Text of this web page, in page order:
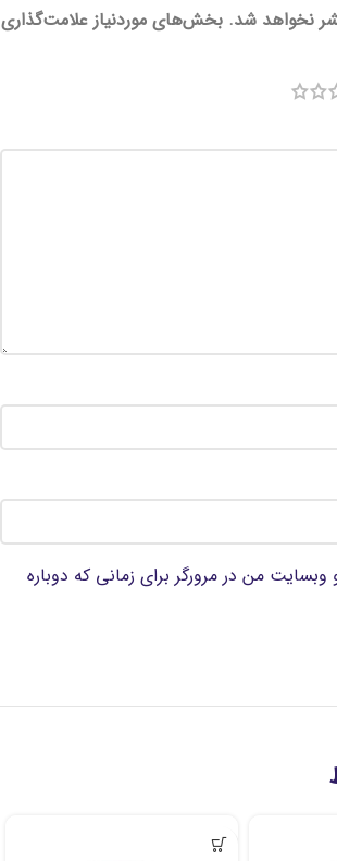
نخواهد شد. بخش‌های موردنیاز علامت‌گذاری
وبسایت من در مرورگر برای زمانی که دوباره